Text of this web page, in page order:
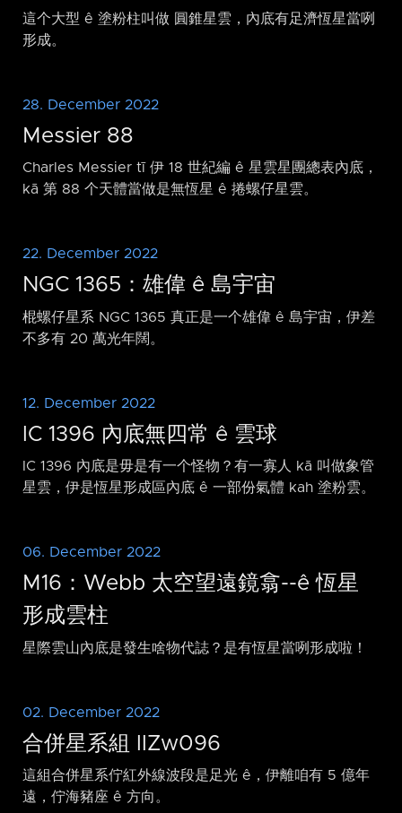
這个大型 ê 塗粉柱叫做 圓錐星雲，內底有足濟恆星當咧
形成。
28. December 2022
Messier 88
Charles Messier tī 伊 18 世紀編 ê 星雲星團總表內底，
kā 第 88 个天體當做是無恆星 ê 捲螺仔星雲。
22. December 2022
NGC 1365：雄偉 ê 島宇宙
棍螺仔星系 NGC 1365 真正是一个雄偉 ê 島宇宙，伊差
不多有 20 萬光年闊。
12. December 2022
IC 1396 內底無四常 ê 雲球
IC 1396 內底是毋是有一个怪物？有一寡人 kā 叫做象管
星雲，伊是恆星形成區內底 ê 一部份氣體 kah 塗粉雲。
06. December 2022
M16：Webb 太空望遠鏡翕-⁠-ê 恆星
形成雲柱
星際雲山內底是發生啥物代誌？是有恆星當咧形成啦！
02. December 2022
合併星系組 IIZw096
這組合併星系佇紅外線波段是足光 ê，伊離咱有 5 億年
遠，佇海豬座 ê 方向。